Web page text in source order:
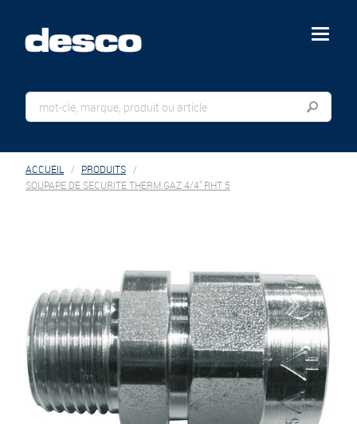
menu
ACCUEIL
PRODUITS
SOUPAPE DE SECURITE THERM.GAZ 4/4" RHT 5